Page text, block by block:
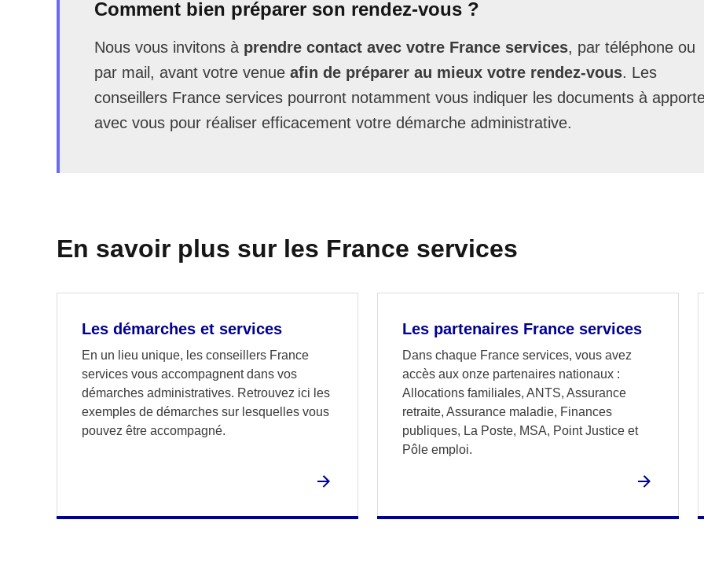
Comment bien préparer son rendez-vous ?
Nous vous invitons à prendre contact avec votre France services, par téléphone ou
par mail, avant votre venue afin de préparer au mieux votre rendez-vous. Les
conseillers France services pourront notamment vous indiquer les documents à
avec vous pour réaliser efficacement votre démarche administrative.
En savoir plus sur les France services
Les démarches et services
En un lieu unique, les conseillers France
services vous accompagnent dans vos
démarches administratives. Retrouvez ici les
exemples de démarches sur lesquelles vous
pouvez être accompagné.
Les partenaires France services
Dans chaque France services, vous avez
accès aux onze partenaires nationaux :
Allocations familiales, ANTS, Assurance
retraite, Assurance maladie, Finances
publiques, La Poste, MSA, Point Justice et
Pôle emploi.